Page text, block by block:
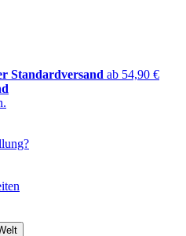
Standardversand ab 54,90 €